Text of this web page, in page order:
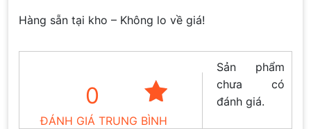
Hàng sẵn tại kho – Không lo về giá!
0
ĐÁNH GIÁ TRUNG BÌNH
Sản phẩm
chưa có
đánh giá.